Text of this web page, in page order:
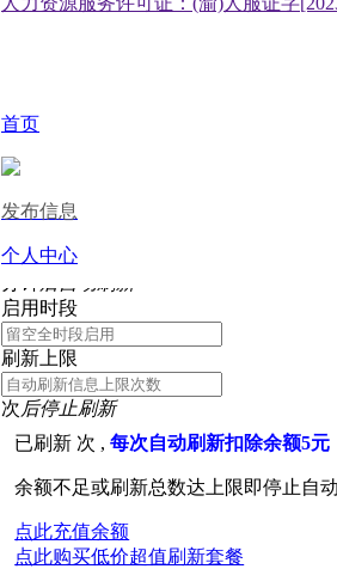
首页
发布信息
个人中心
刷新信息 ID:
分钟 后自动刷新
启用时段
刷新上限
次后停止刷新
已刷新 次 ,每次自动刷新扣除余额5元
余额不足或刷新总数达上限即停止自
点此充值余额
点此购买低价超值刷新套餐